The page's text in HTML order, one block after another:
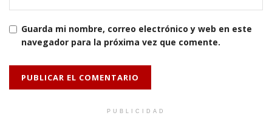
Guarda mi nombre, correo electrónico y web en este
navegador para la próxima vez que comente.
PUBLICIDAD